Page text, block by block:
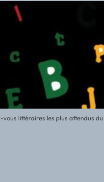
vous littéraires les plus attendus